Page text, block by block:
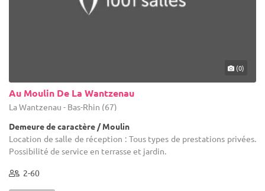
(0)
Au Moulin De La Wantzenau
La Wantzenau - Bas-Rhin (67)
Demeure de caractère / Moulin
Location de salle de réception : Tous types de prestations privées.
Possibilité de service en terrasse et jardin.
2-60